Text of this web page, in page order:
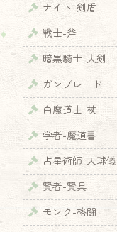
ナイト-剣盾
戦士-斧
暗黒騎士-大剣
ガンブレード
白魔道士-杖
学者-魔道書
占星術師-天球儀
賢者-賢具
モンク-格闘